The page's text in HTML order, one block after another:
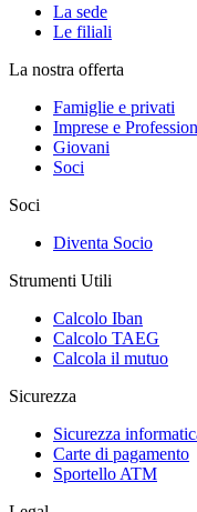
La sede
Le filiali
La nostra offerta
Famiglie e privati
Imprese e
Giovani
Soci
Soci
Diventa Socio
Strumenti Utili
Calcolo Iban
Calcolo TAEG
Calcola il mutuo
Sicurezza
Sicurezza
Carte di pagamento
Sportello ATM